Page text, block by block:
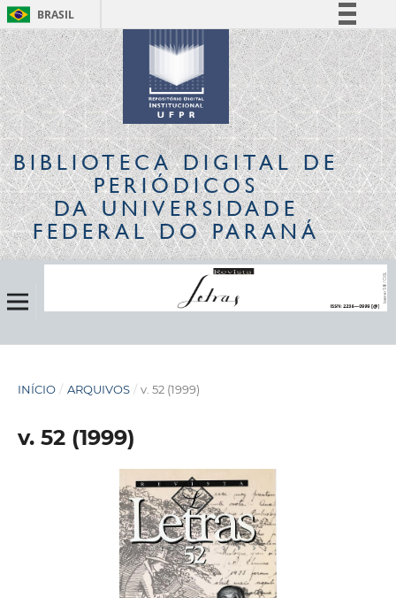
BRASIL
Simplifique!
Comunica BR
Participe
Acesso à informação
Legislação
Canais
BIBLIOTECA DIGITALDE
PERIÓDICOS
DA UNIVERSIDADE
FEDERAL DO PARANÁ
INÍCIO / ARQUIVOS / v. 52 (1999)
v. 52 (1999)